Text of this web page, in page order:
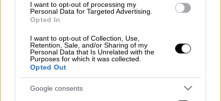
I want to opt-out of processing my
Personal Data for Targeted Advertising.
Opted In
I want to opt-out of Collection, Use,
Retention, Sale, and/or Sharing of my
Personal Data that Is Unrelated with the
Purposes for which it was collected.
Opted Out
Google consents
Η Πέμπτη, η μόνη πλήρης ημέρα
συναντήσεων και εκδηλώσεων
μεγαλοπρέπεια.
Ο χαμογελαστός Σι χαιρέτησε τον
Τραμπ
χειραψία και όχι με τη «μεγάλη, παχιά
αγκαλιά» που ο Τραμπ είχε δηλώσει το
προηγούμενο διάστημα ότι περίμενε.